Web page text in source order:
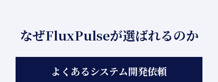
なぜFluxPulseが選ばれるのか
よくあるシステム開発依頼